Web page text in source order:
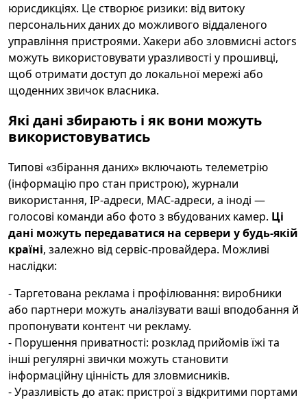
юрисдикціях. Це створює ризики: від витоку
персональних даних до можливого віддаленого
управління пристроями. Хакери або зловмисні actors
можуть використовувати уразливості у прошивці,
щоб отримати доступ до локальної мережі або
щоденних звичок власника.
Які дані збирають і як вони можуть
використовуватись
Типові «збірання даних» включають телеметрію
(інформацію про стан пристрою), журнали
використання, IP-адреси, MAC-адреси, а іноді —
голосові команди або фото з вбудованих камер. Ці
дані можуть передаватися на сервери у будь-якій
країні, залежно від сервіс-провайдера. Можливі
наслідки:
- Таргетована реклама і профілювання: виробники
або партнери можуть аналізувати ваші вподобання й
пропонувати контент чи рекламу.
- Порушення приватності: розклад прийомів їжі та
інші регулярні звички можуть становити
інформаційну цінність для зловмисників.
- Уразливість до атак: пристрої з відкритими портами